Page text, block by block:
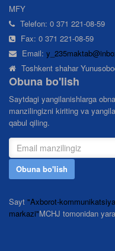
MFY
Telefon: 0 371 221-08-59
Fax: 0 371 221-08-59
Email:
Toshkent shahar
Obuna bo'lish
Saytdagi yangilanishlarga
manzilingizni kiriting va
qabul qiling.
Obuna bo'lish
Sayt "Axborot-
markazi"MCHJ tomonidan